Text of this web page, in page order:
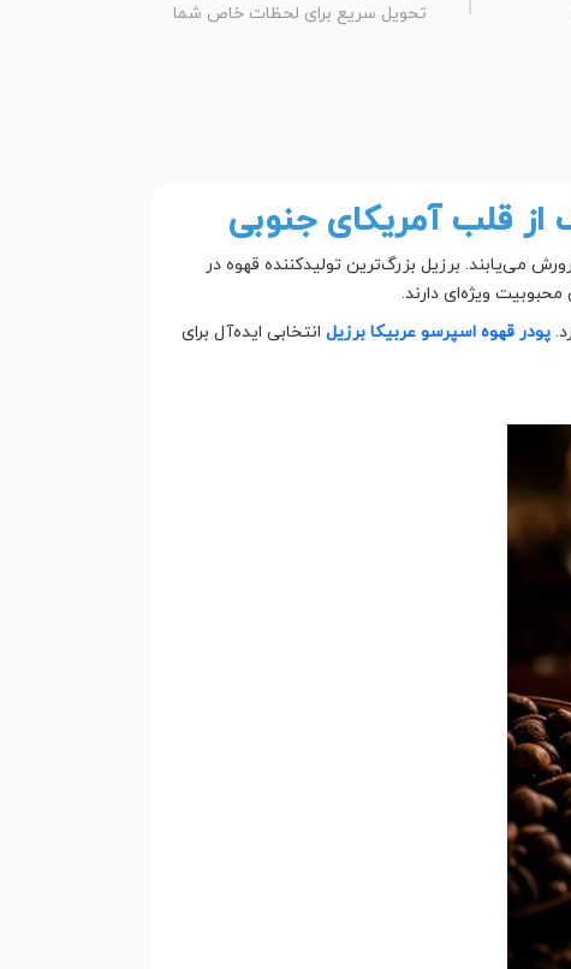
تحویل سریع برای لحظات خاص شما
از قلب آمریکای جنوبی
می‌یابند. برزیل بزرگ‌ترین تولیدکننده قهوه در
ویژه‌ای دارند.
پودر قهوه اسپرسو عربیکا برزیلانتخابی ایده‌آل برای